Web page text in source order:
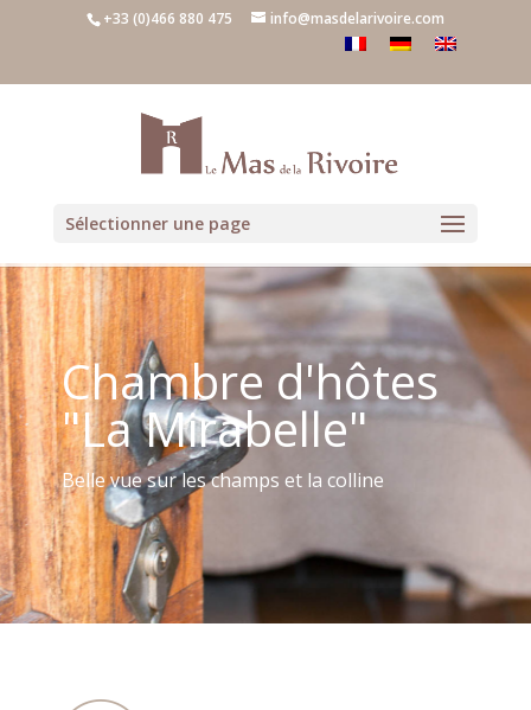
+33 (0)466 880 475 info@masdelarivoire.com
Sélectionner une page
Chambre d'hôtes
"La Mirabelle"
Belle vue sur les champs et la colline